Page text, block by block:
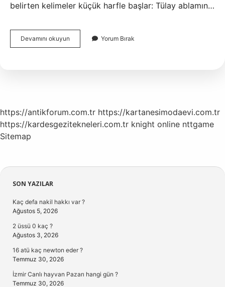
belirten kelimeler küçük harfle başlar: Tülay ablamın…
Devamını okuyun Akrabalık
Adları
Yorum Bırak
https://antikforum.com.tr https://kartanesimodaevi.com.tr
https://kardesgezitekneleri.com.tr knight online nttgame
Sitemap
Sidebar
SON YAZILAR
Kaç defa nakil hakkı var ?
Ağustos 5, 2026
2 üssü 0 kaç ?
Ağustos 3, 2026
16 atü kaç newton eder ?
Temmuz 30, 2026
İzmir Canlı hayvan Pazarı hangi gün ?
Temmuz 30, 2026